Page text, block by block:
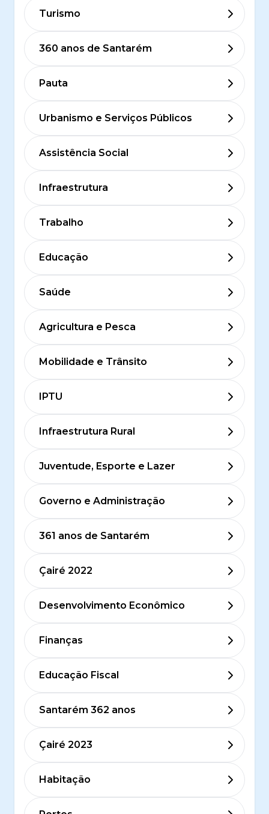
Turismo
360 anos de Santarém
Pauta
Urbanismo e Serviços Públicos
Assistência Social
Infraestrutura
Trabalho
Educação
Saúde
Agricultura e Pesca
Mobilidade e Trânsito
IPTU
Infraestrutura Rural
Juventude, Esporte e Lazer
Governo e Administração
361 anos de Santarém
Çairé 2022
Desenvolvimento Econômico
Finanças
Educação Fiscal
Santarém 362 anos
Çairé 2023
Habitação